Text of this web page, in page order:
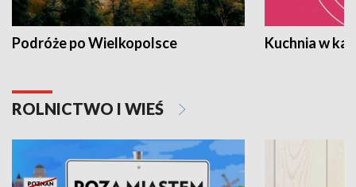
Podróże po Wielkopolsce Kuchnia w
ROLNICTWO I WIEŚ